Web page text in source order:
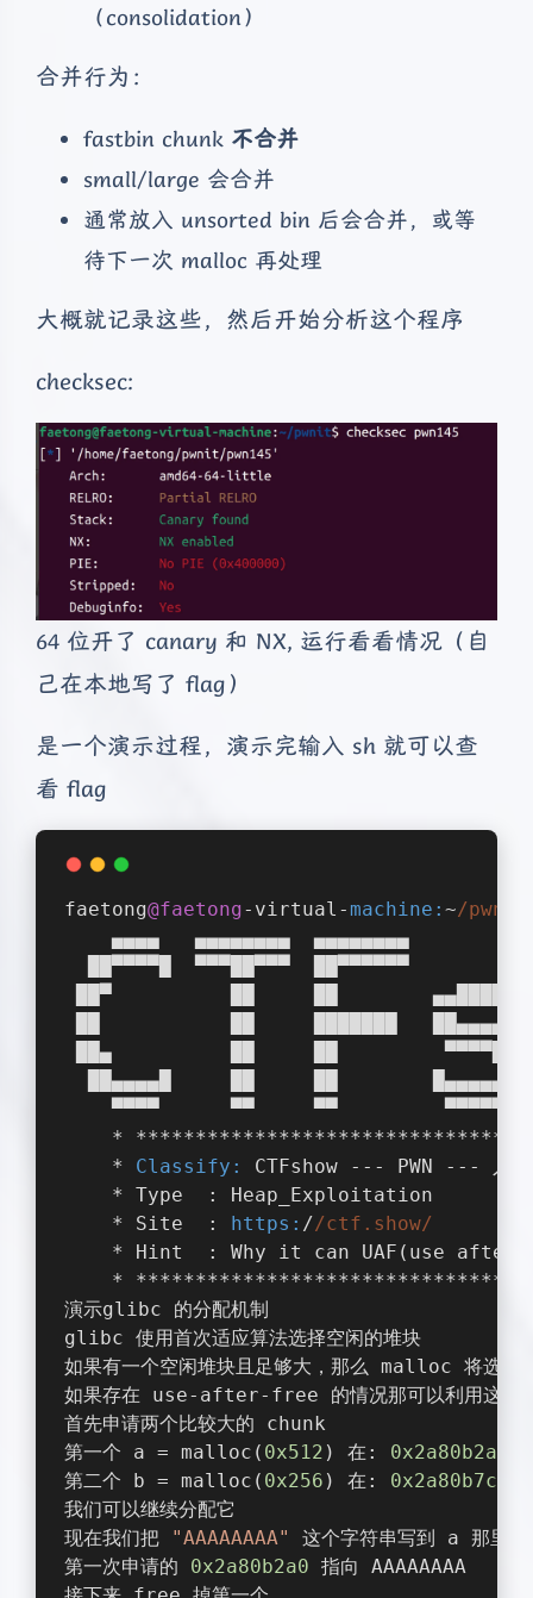
（consolidation）
合并行为：
fastbin chunk 不合并
small/large 会合并
通常放入 unsorted bin 后会合并，或等
待下一次 malloc 再处理
大概就记录这些，然后开始分析这个程序
checksec:
64 位开了 canary 和 NX, 运行看看情况（自
己在本地写了 flag）
是一个演示过程，演示完输入 sh 就可以查
看 flag
faetong@faetong -virtual-machine: ~/
▄▄▄▄   ▄▄▄▄▄▄▄▄
██▀▀▀▀█  ▀▀▀██▀▀▀
██▀          ██     ██        ▄▄█████▄
██           ██     ███████   ██▄▄▄▄ ▀
██▄          ██     ██         ▀▀▀▀██▄
██▄▄▄▄█     ██     ██
▀▀▀▀      ▀▀     ▀▀
*
    *
Classify:
CTFshow
* Type  :
    * Site  :
https: //ctf.show/
* Hint  : Why it can
*
演示glibc 的分配机制
glibc 使用首次适应算法选择空闲的堆块
如果有一个空闲堆块且足够大，那么 malloc 将选择
如果存在 use-after-free 的情况那可以利用这一
首先申请两个比较大的 chunk
第一个 a = malloc( 0x512 ) 在: 0x2a80b2a0
第二个 b = malloc( 0x256 ) 在: 0x2a80b7c0
我们可以继续分配它
现在我们把
"AAAAAAAA"
这个字符串写到 a 那里
第一次申请的 0x2a80b2a0 指向 AAAAAAAA